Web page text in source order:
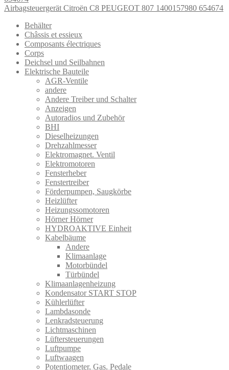
Airbagsteuergerät Citroën C8 PEUGEOT 807 1400157980 654674
Behälter
Châssis et essieux
Composants électriques
Corps
Deichsel und Seilbahnen
Elektrische Bauteile
AGR-Ventile
andere
Andere Treiber und Schalter
Anzeigen
Autoradios und Zubehör
BHI
Dieselheizungen
Drehzahlmesser
Elektromagnet. Ventil
Elektromotoren
Fensterheber
Fenstertreiber
Förderpumpen, Saugkörbe
Heizlüfter
Heizungssomotoren
Hörner Hörner
HYDROAKTIVE Einheit
Kabelbäume
Andere
Klimaanlage
Motorbündel
Türbündel
Klimaanlagenheizung
Kondensator START STOP
Kühlerlüfter
Lambdasonde
Lenkradsteuerung
Lichtmaschinen
Lüftersteuerungen
Luftpumpe
Luftwaagen
Potentiometer, Gas. Pedale